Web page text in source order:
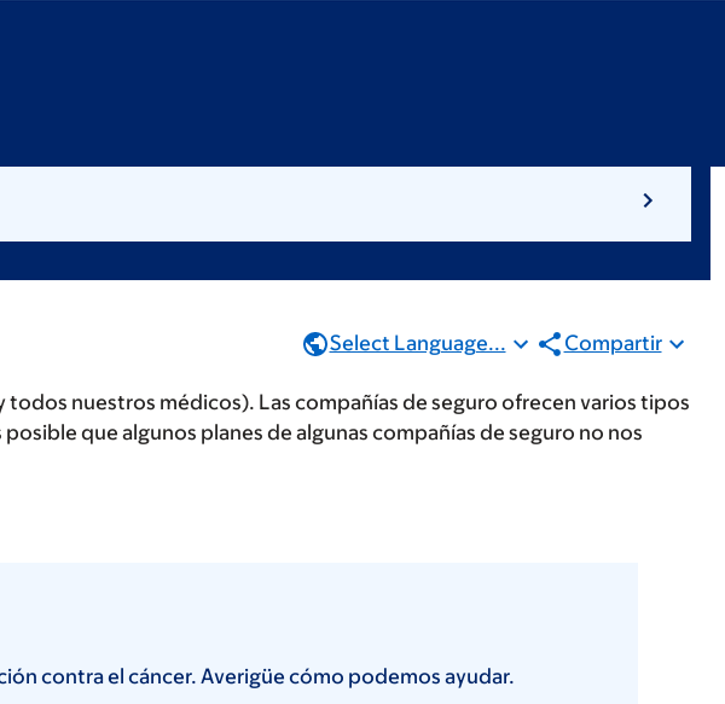
Select Language... Compartir
nuestros médicos). Las compañías de seguro ofrecen varios tipos
que algunos planes de algunas compañías de seguro no nos
contra el cáncer. Averigüe cómo podemos ayudar.